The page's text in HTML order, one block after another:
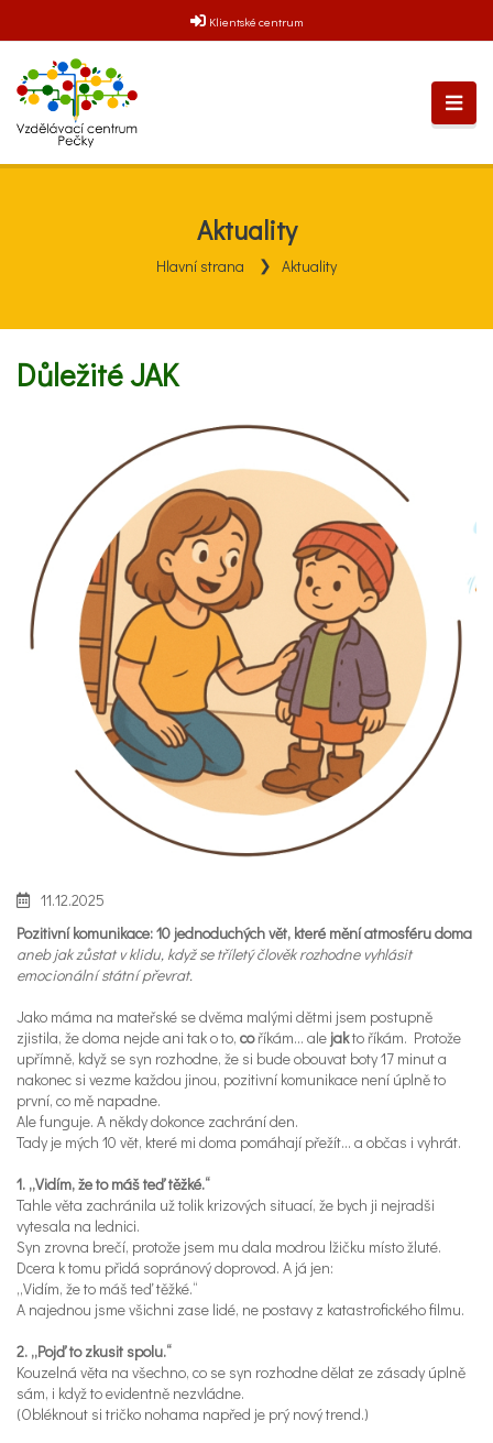
Klientské centrum
Aktuality
Hlavní strana Aktuality
Důležité JAK
11.12.2025
Pozitivní komunikace: 10 jednoduchých vět, které mění atmosféru doma
aneb jak zůstat v klidu, když se tříletý člověk rozhodne vyhlásit
emocionální státní převrat.
Jako máma na mateřské se dvěma malými dětmi jsem postupně
zjistila, že doma nejde ani tak o to, coříkám… ale jakto říkám. Protože
upřímně, když se syn rozhodne, že si bude obouvat boty 17 minut a
nakonec si vezme každou jinou, pozitivní komunikace není úplně to
první, co mě napadne.
Ale funguje. A někdy dokonce zachrání den.
Tady je mých 10 vět, které mi doma pomáhají přežít… a občas i vyhrát.
1. „Vidím, že to máš teď těžké.“
Tahle věta zachránila už tolik krizových situací, že bych ji nejradši
vytesala na lednici.
Syn zrovna brečí, protože jsem mu dala modrou lžičku místo žluté.
Dcera k tomu přidá sopránový doprovod. A já jen:
„Vidím, že to máš teď těžké.“
A najednou jsme všichni zase lidé, ne postavy z katastrofického filmu.
2. „Pojď to zkusit spolu.“
Kouzelná věta na všechno, co se syn rozhodne dělat ze zásady úplně
sám, i když to evidentně nezvládne.
(Obléknout si tričko nohama napřed je prý nový trend.)